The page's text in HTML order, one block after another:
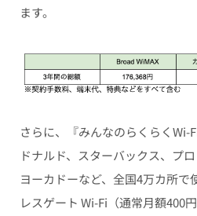
ます。
さらに、『みんなのらくらくWi-
ドナルド、スターバックス、プ
ヨーカドーなど、全国4万カ所で
レスゲート Wi-Fi（通常月額400